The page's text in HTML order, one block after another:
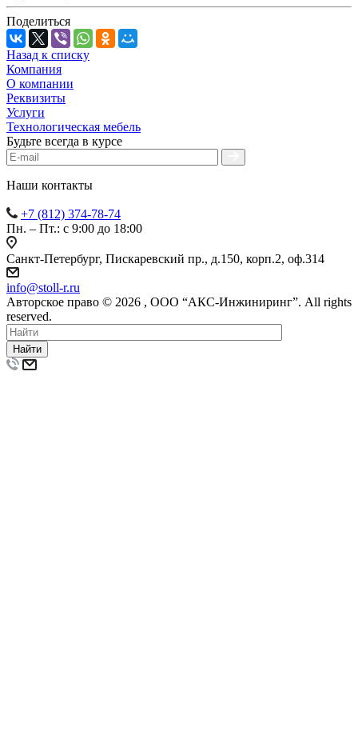
Поделиться
Назад к списку
Компания
О компании
Реквизиты
Услуги
Технологическая мебель
Будьте всегда в курсе
Наши контакты
+7 (812) 374-78-74
Пн. – Пт.: с 9:00 до 18:00
Санкт-Петербург, Пискаревский пр., д.150, корп.2, оф.314
info@stoll-r.ru
Авторское право © 2026 , OOO “АКС-Инжиниринг”. All rights
reserved.
Найти